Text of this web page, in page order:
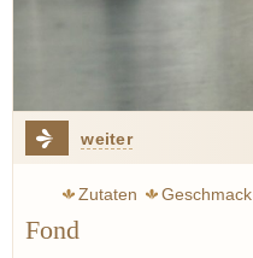
weiter
Zutaten Geschmack
Fond